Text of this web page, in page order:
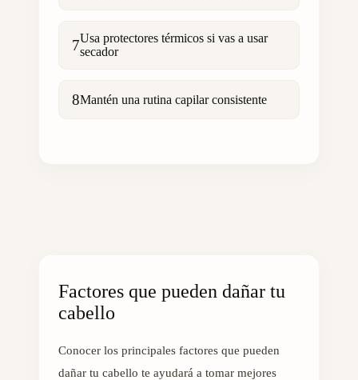
7Usa protectores térmicos si vas a usar
secador
8Mantén una rutina capilar consistente
Factores que pueden dañar tu
cabello
Conocer los principales factores que pueden
dañar tu cabello te ayudará a tomar mejores